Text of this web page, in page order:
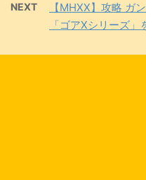
NEXT
【MHXX】攻略 ガ
「ゴアXシリーズ